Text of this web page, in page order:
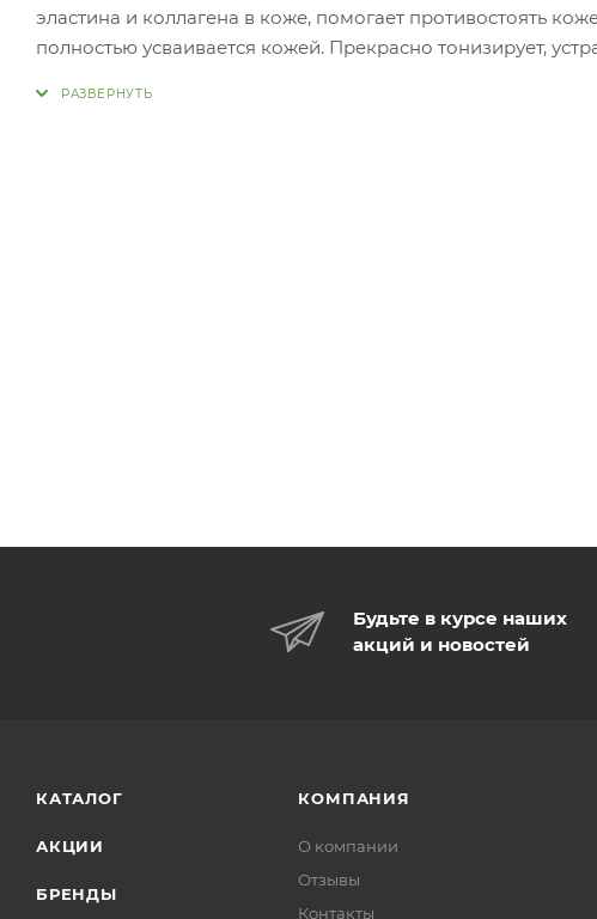
эластина и коллагена в коже, помогает противостоять
полностью усваивается кожей. Прекрасно тонизирует,
Будьте в курсе наших
акций и новостей
КАТАЛОГ
АКЦИИ
БРЕНДЫ
КОМПАНИЯ
О компании
Отзывы
Контакты